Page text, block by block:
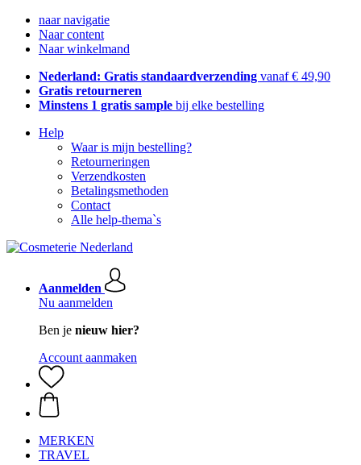
naar navigatie
Naar content
Naar winkelmand
Nederland: Gratis standaardverzending vanaf € 49,90
Gratis retourneren
Minstens 1 gratis sample bij elke bestelling
Help
Waar is mijn bestelling?
Retourneringen
Verzendkosten
Betalingsmethoden
Contact
Alle help-thema`s
Aanmelden
Nu aanmelden
Ben je nieuw hier?
Account aanmaken
MERKEN
TRAVEL